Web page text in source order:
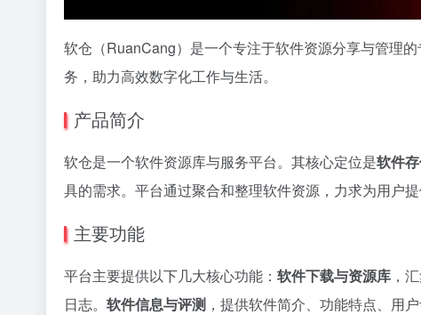
软仓（RuanCang）是一个专注于软件资源分享与管理
务，助力高效数字化工作与生活。
产品简介
软仓是一个软件资源库与服务平台。其核心定位是软件
具的需求。平台通过聚合和整理软件资源，力求为用户
主要功能
平台主要提供以下几大核心功能： 软件下载与资源库 ，
日志。 软件信息与评测 ，提供软件简介、功能特点、用